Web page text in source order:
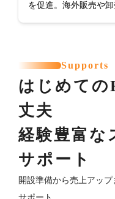
を促進。海外販売や卸
Supports
はじめての
丈夫
経験豊富な
サポート
開設準備から売上アッ